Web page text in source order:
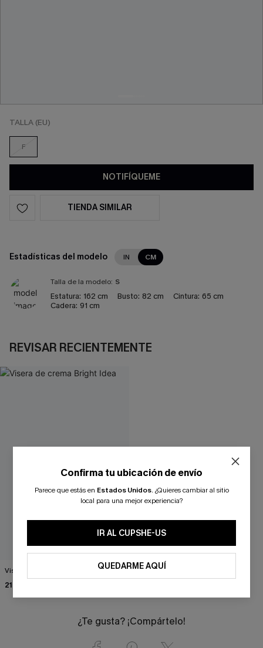
TALLA (EU)
F
NOTIFÍQUEME
TIENDA SIMILAR
Estadísticas del modelo IN CM
Talla de la modelo: S
Estatura: 162 cm Busto: 82 cm Cintura: 65 cm
Cadera: 91 cm
REVISAR RECIENTEMENTE
Visera de crema Bright Idea
21,90 €
¿Te gusta? ¡Compártelo!
Confirma tu ubicación de envío
Parece que estás en Estados Unidos. ¿Quieres cambiar al sitio
local para una mejor experiencia?
IR AL CUPSHE-US
QUEDARME AQUÍ